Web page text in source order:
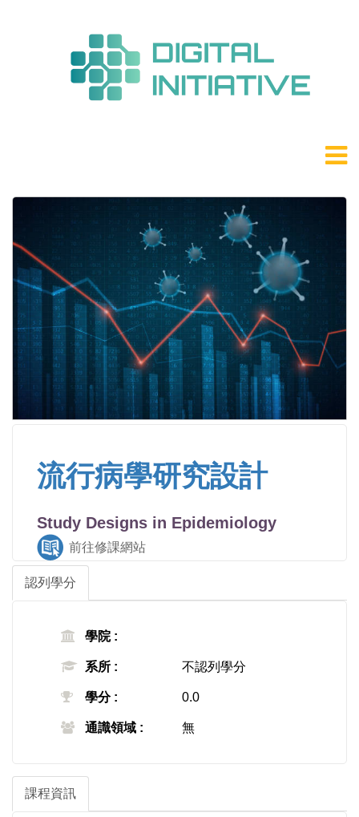
流行病學研究設計
Study Designs in Epidemiology
前往修課網站
認列學分
學院 :
系所 : 不認列學分
學分 : 0.0
通識領域 : 無
課程資訊